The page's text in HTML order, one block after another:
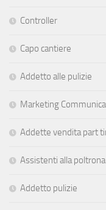
Controller
Capo cantiere
Addetto alle pulizie
Marketing
Addette vendita part
Assistenti alla
Addetto pulizie